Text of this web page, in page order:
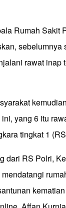
Rumah Sakit
sebelumnya
rawat inap
yang 6 itu
tingkat 1
dari RS Polri,